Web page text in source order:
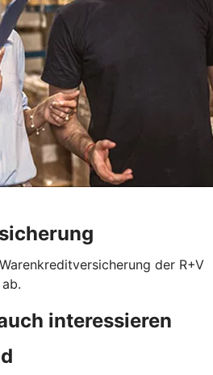
der R+V
interessieren